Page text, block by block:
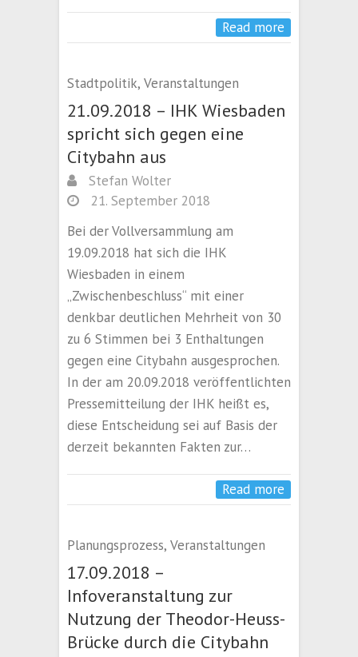
Read more
Stadtpolitik, Veranstaltungen
21.09.2018 – IHK Wiesbaden
spricht sich gegen eine
Citybahn aus
Stefan Wolter
21. September 2018
Bei der Vollversammlung am
19.09.2018 hat sich die IHK
Wiesbaden in einem
„Zwischenbeschluss“ mit einer
denkbar deutlichen Mehrheit von 30
zu 6 Stimmen bei 3 Enthaltungen
gegen eine Citybahn ausgesprochen.
In der am 20.09.2018 veröffentlichten
Pressemitteilung der IHK heißt es,
diese Entscheidung sei auf Basis der
derzeit bekannten Fakten zur…
Read more
Planungsprozess, Veranstaltungen
17.09.2018 –
Infoveranstaltung zur
Nutzung der Theodor-Heuss-
Brücke durch die Citybahn